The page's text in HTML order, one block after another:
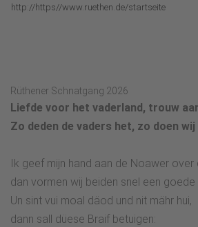
http://https//www.ruethen.de/startseite
Rüthener Schnatgang 2026
Liefde voor het vaderland, trouw
Zo deden de vaders het, zo doen
Ik geef mijn hand aan de Noawer over
dan vormen wij beiden snel een
Un sint vui moal däod und nit mähr hui,
dann sall düese Braif betuigen: